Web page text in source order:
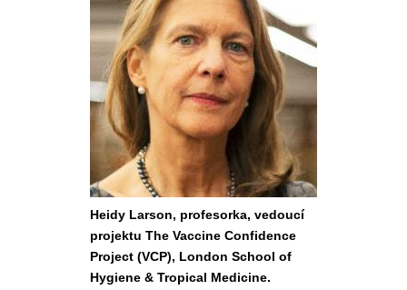
Heidy Larson, profesorka, vedoucí
projektu The Vaccine Confidence
Project (VCP), London School of
Hygiene & Tropical Medicine.